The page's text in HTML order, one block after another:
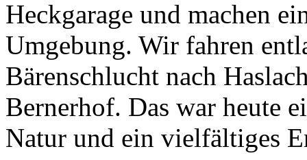
Heckgarage und machen
Umgebung. Wir fahren
Bärenschlucht nach
Bernerhof. Das war heute
Natur und ein vielfältiges